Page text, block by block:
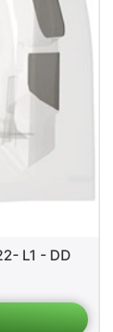
L1 - DD